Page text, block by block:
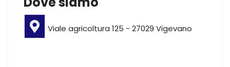
Viale agricoltura 125 - 27029 Vigevano